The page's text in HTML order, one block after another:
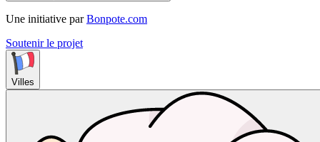
Une initiative par Bonpote.com
Soutenir le projet
Villes